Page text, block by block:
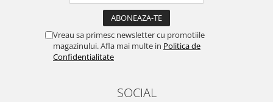
Vreau sa primesc newsletter cu promotiile
magazinului. Afla mai multe in Politica de
Confidentialitate
SOCIAL